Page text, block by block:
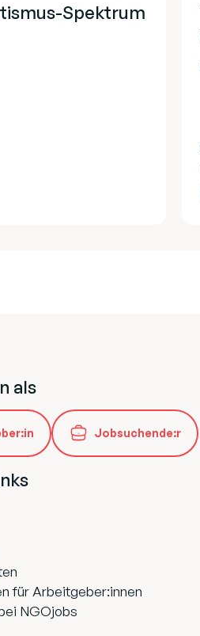
Spektrum
als
Jobsuchende:r
für Arbeitgeber:innen
NGOjobs